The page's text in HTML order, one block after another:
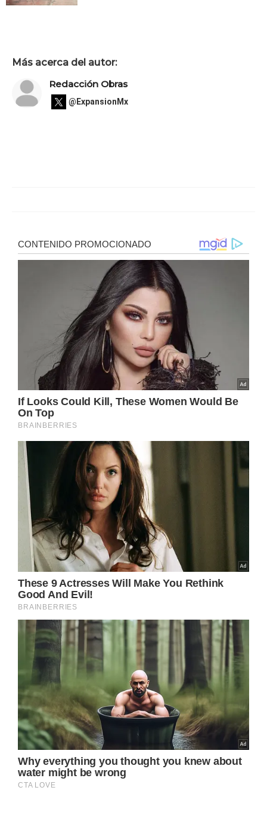
Más acerca del autor:
Redacción Obras
@ExpansionMx